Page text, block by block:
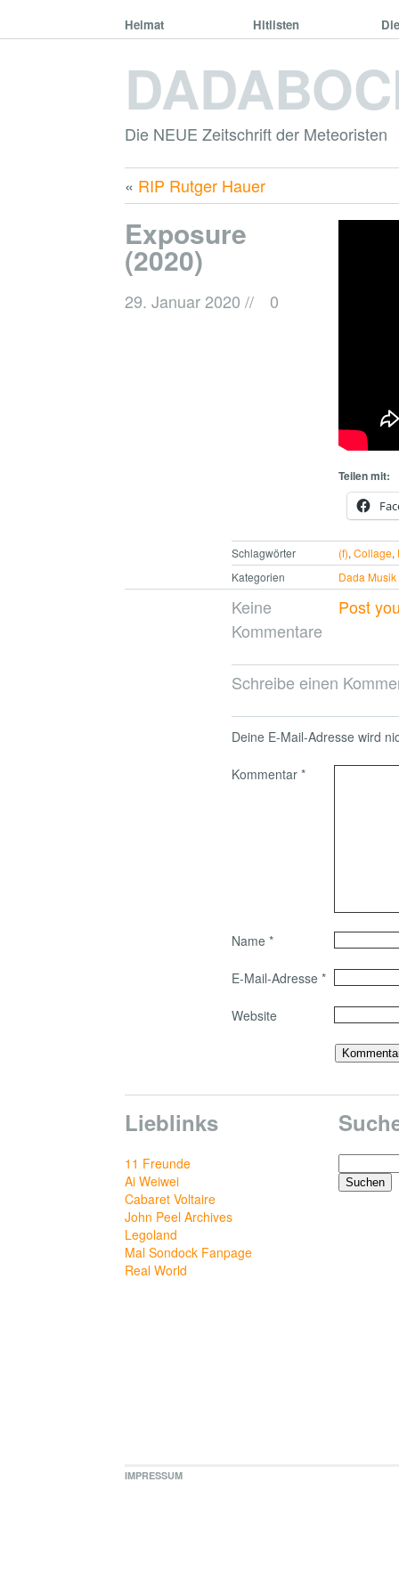
Heimat Hitlisten
Die NEUE Zeitschrift der Meteoristen
« RIP Rutger Hauer
Exposure
(2020)
29. Januar 2020 // 0
Teilen mit:
Schlagwörter (f),Collage,
Kategorien
Dada Musik
Keine
Kommentare
Post
Schreibe einen
Deine E-Mail-Adresse wird
Kommentar *
Name *
E-Mail-Adresse *
Website
Lieblinks
11 Freunde
Ai Weiwei
Cabaret Voltaire
John Peel Archives
Legoland
Mal Sondock Fanpage
Real World
Suchen
nach:
IMPRESSUM